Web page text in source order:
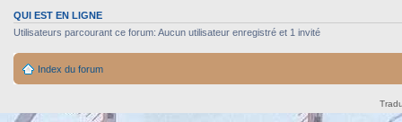
QUI EST EN LIGNE
Utilisateurs parcourant ce forum: Aucun utilisateur enregistré et 1 invité
Index du forum